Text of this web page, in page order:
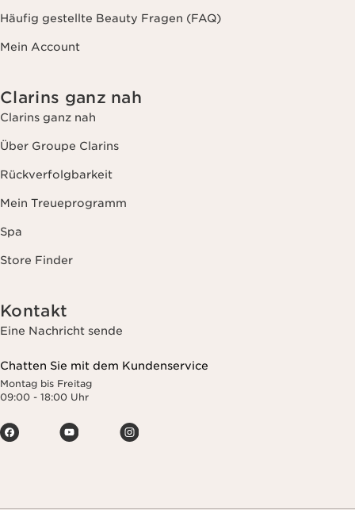
Häufig gestellte Beauty Fragen (FAQ)
Mein Account
Clarins ganz nah
Clarins ganz nah
Über Groupe Clarins
Rückverfolgbarkeit
Mein Treueprogramm
Spa
Store Finder
Kontakt
Eine Nachricht sende
Chatten Sie mit dem Kundenservice
Montag bis Freitag
09:00 - 18:00 Uhr